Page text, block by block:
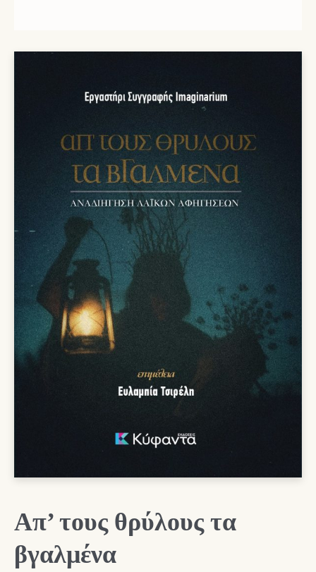
Απ’ τους θρύλους τα
βγαλμένα